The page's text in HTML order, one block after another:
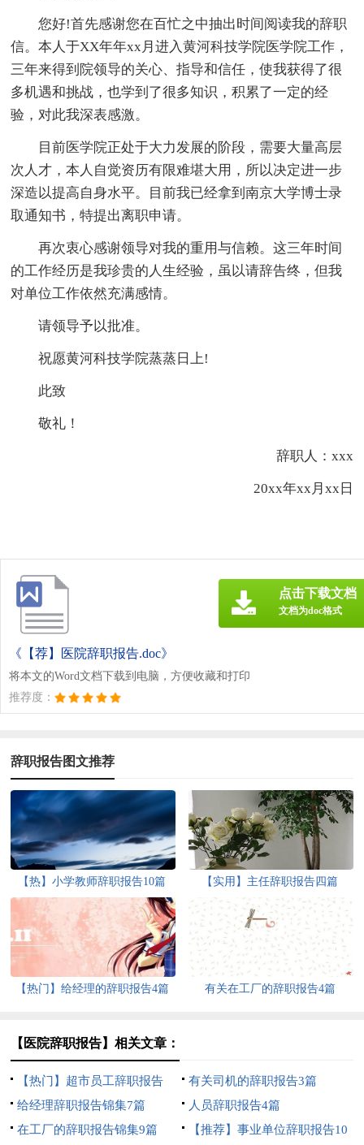
您好!首先感谢您在百忙之中抽出时间阅读我的辞职
信。本人于XX年年xx月进入黄河科技学院医学院工作，
三年来得到院领导的关心、指导和信任，使我获得了很
多机遇和挑战，也学到了很多知识，积累了一定的经
验，对此我深表感激。
目前医学院正处于大力发展的阶段，需要大量高层
次人才，本人自觉资历有限难堪大用，所以决定进一步
深造以提高自身水平。目前我已经拿到南京大学博士录
取通知书，特提出离职申请。
再次衷心感谢领导对我的重用与信赖。这三年时间
的工作经历是我珍贵的人生经验，虽以请辞告终，但我
对单位工作依然充满感情。
请领导予以批准。
祝愿黄河科技学院蒸蒸日上!
此致
敬礼！
辞职人：xxx
20xx年xx月xx日
《【荐】医院辞职报告.doc》
将本文的Word文档下载到电脑，方便收藏和打印
推荐度：
点击下载文档
文档为doc格式
辞职报告图文推荐
【热】小学教师辞职报告10篇 【实用】主任辞职报告四篇
【热门】给经理的辞职报告4篇 有关在工厂的辞职报告4篇
【医院辞职报告】相关文章：
【热门】超市员工辞职报告
有关司机的辞职报告3篇
给经理辞职报告锦集7篇
人员辞职报告4篇
在工厂的辞职报告锦集9篇
【推荐】事业单位辞职报告10